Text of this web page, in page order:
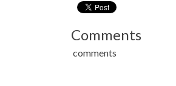
Comments
comments